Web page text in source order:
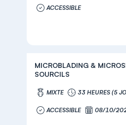
ACCESSIBLE
MICROBLADING &
SOURCILS
MIXTE 33 HEURES (5
ACCESSIBLE 08/10/